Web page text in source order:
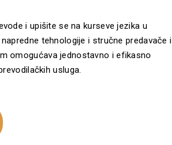
i upišite se na kurseve jezika u
tehnologije i stručne predavače i
omogućava jednostavno i efikasno
usluga.